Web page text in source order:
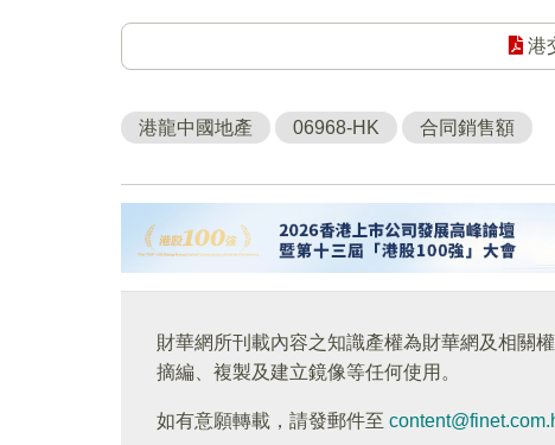
港
港龍中國地產 06968-HK 合同銷售額
財華網所刊載內容之知識產權為財華網及相關
摘編、複製及建立鏡像等任何使用。
如有意願轉載，請發郵件至